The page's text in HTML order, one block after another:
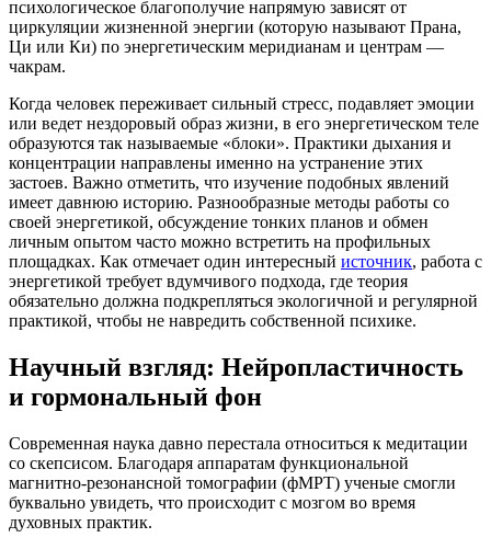
психологическое благополучие напрямую зависят от
циркуляции жизненной энергии (которую называют Прана,
Ци или Ки) по энергетическим меридианам и центрам —
чакрам.
Когда человек переживает сильный стресс, подавляет эмоции
или ведет нездоровый образ жизни, в его энергетическом теле
образуются так называемые «блоки». Практики дыхания и
концентрации направлены именно на устранение этих
застоев. Важно отметить, что изучение подобных явлений
имеет давнюю историю. Разнообразные методы работы со
своей энергетикой, обсуждение тонких планов и обмен
личным опытом часто можно встретить на профильных
площадках. Как отмечает один интересный источник, работа с
энергетикой требует вдумчивого подхода, где теория
обязательно должна подкрепляться экологичной и регулярной
практикой, чтобы не навредить собственной психике.
Научный взгляд: Нейропластичность
и гормональный фон
Современная наука давно перестала относиться к медитации
со скепсисом. Благодаря аппаратам функциональной
магнитно-резонансной томографии (фМРТ) ученые смогли
буквально увидеть, что происходит с мозгом во время
духовных практик.